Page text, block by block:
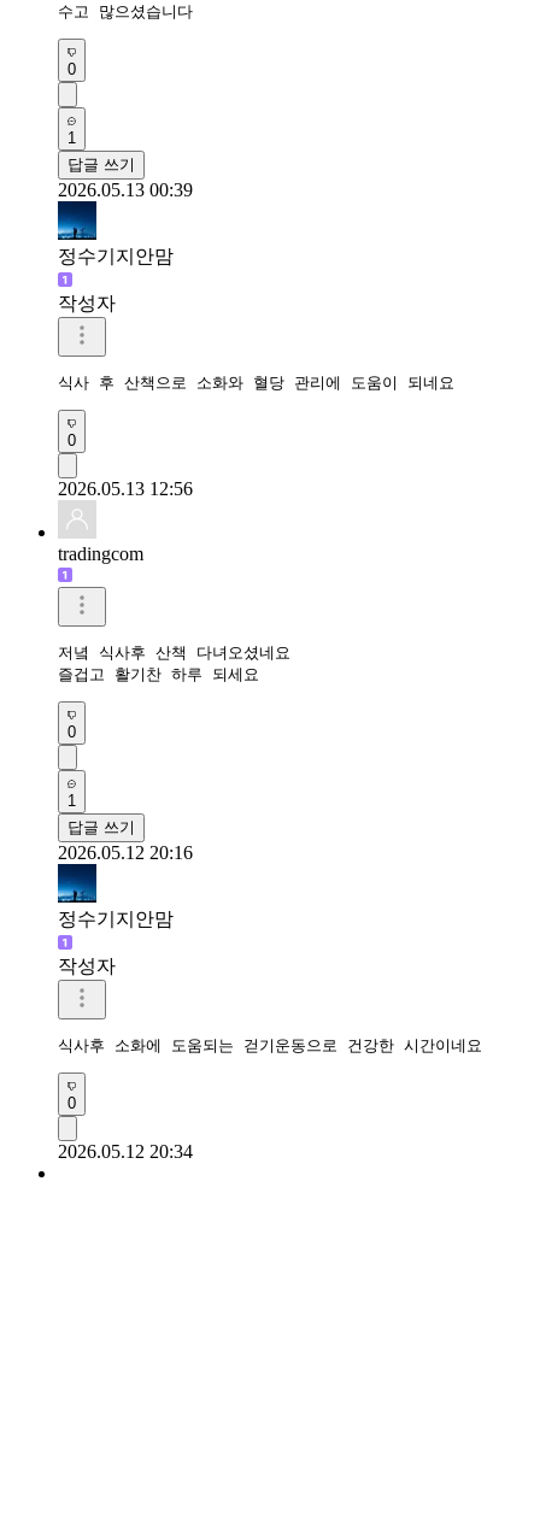
수고 많으셨습니다
0
1
답글 쓰기
2026.05.13 00:39
정수기지안맘
작성자
식사 후 산책으로 소화와 혈당 관리에 도움이 되네요
0
2026.05.13 12:56
tradingcom
저녘 식사후 산책 다녀오셨네요
즐겁고 활기찬 하루 되세요
0
1
답글 쓰기
2026.05.12 20:16
정수기지안맘
작성자
식사후 소화에 도움되는 걷기운동으로 건강한 시간이네요
0
2026.05.12 20:34